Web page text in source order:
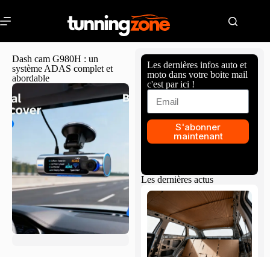
Dash cam G980H : un
système ADAS complet et
abordable
Les dernières infos auto et
moto dans votre boite mail
c'est par ici !
S'abonner
maintenant
Les dernières actus